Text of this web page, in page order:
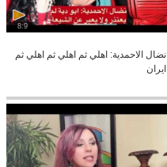
8:9
نضال الاحمدية: اهلي ثم اهلي ثم اهلي ثم
ايران